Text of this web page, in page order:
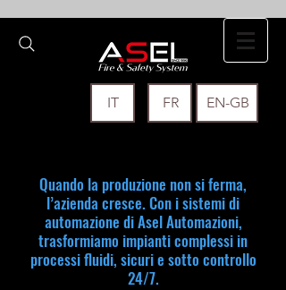
IT FR EN-GB
​Quando la produzione non si ferma,
l’azienda cresce. Con i sistemi di
automazione di Asel Automazioni,
trasformiamo impianti complessi in
processi fluidi, sicuri e sotto controllo
24/7.